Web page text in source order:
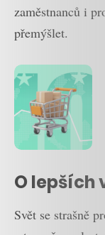
zaměstnanců i
přemýšlet.
O lepších
Svět se strašně